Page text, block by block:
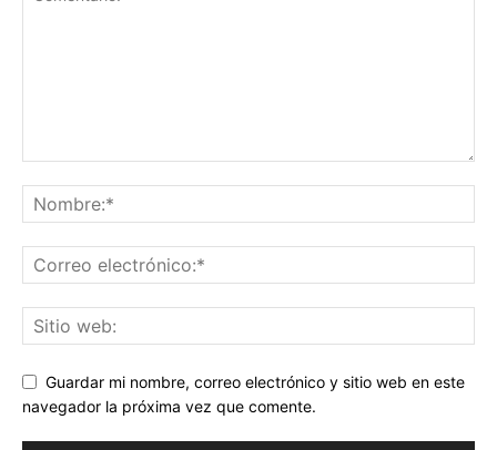
Guardar mi nombre, correo electrónico y sitio web en este
navegador la próxima vez que comente.